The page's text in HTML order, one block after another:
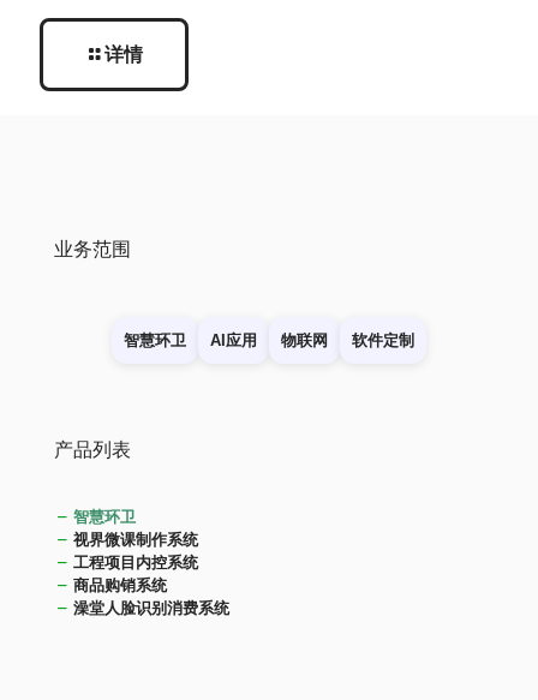
详情
业务范围
智慧环卫 AI应用 物联网 软件定制
产品列表
智慧环卫
视界微课制作系统
工程项目内控系统
商品购销系统
澡堂人脸识别消费系统